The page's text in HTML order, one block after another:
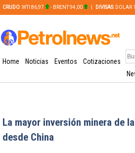
CRUDO: WTI 86,97 - BRENT 94,00 DIVISAS: DOLAR
Home Noticias Eventos
Cotizaciones
La mayor inversión minera de
desde China